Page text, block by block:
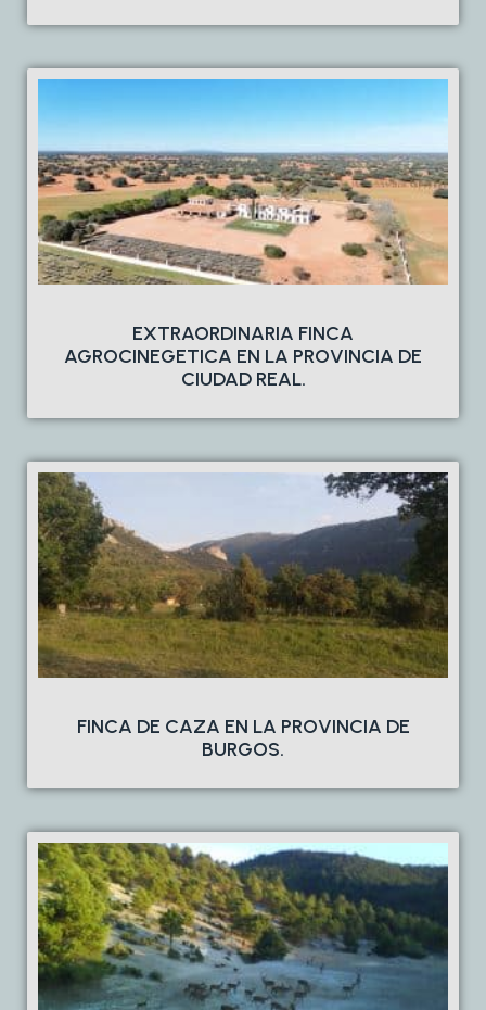
EXTRAORDINARIA FINCA
AGROCINEGETICA EN LA PROVINCIA DE
CIUDAD REAL.
FINCA DE CAZA EN LA PROVINCIA DE
BURGOS.